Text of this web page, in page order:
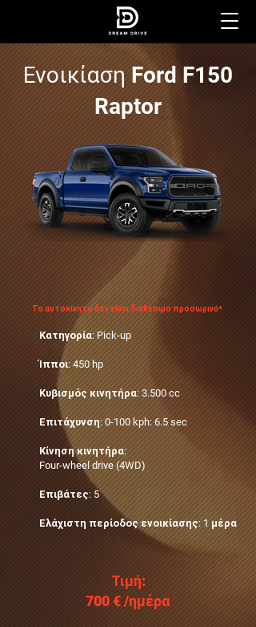
ΕνοικίασηFord F150
Raptor
Το αυτοκίνητο δεν είναι διαθέσιμο προσωρινά*
Κατηγορία: Pick-up
Ίπποι: 450 hp
Κυβισμός κινητήρα: 3.500 cc
Επιτάχυνση: 0-100 kph: 6.5 sec
Κίνηση κινητήρα:
Four-wheel drive (4WD)
Επιβάτες: 5
Ελάχιστη περίοδος ενοικίασης: 1 μέρα
Τιμή:
700 €‎ /ημέρα